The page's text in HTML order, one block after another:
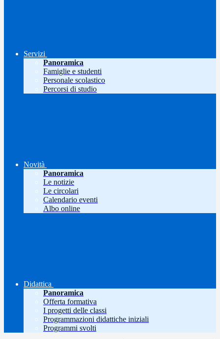
Servizi
Panoramica
Famiglie e studenti
Personale scolastico
Percorsi di studio
Novità
Panoramica
Le notizie
Le circolari
Calendario eventi
Albo online
Didattica
Panoramica
Offerta formativa
I progetti delle classi
Programmazioni didattiche iniziali
Programmi svolti